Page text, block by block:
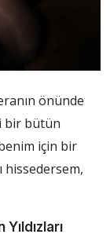
önünde
bir bütün
için bir
hissedersem,